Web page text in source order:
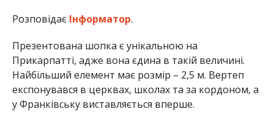
Розповідає Інформатор.
Презентована шопка є унікальною на
Прикарпатті, адже вона єдина в такій величині.
Найбільший елемент має розмір – 2,5 м. Вертеп
експонувався в церквах, школах та за кордоном, а
у Франківську виставляється вперше.